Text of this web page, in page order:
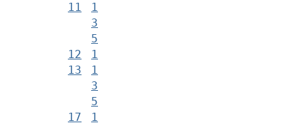
11
1
3
5
12
1
13
1
3
5
17
1